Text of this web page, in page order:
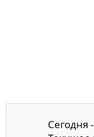
Сегодня